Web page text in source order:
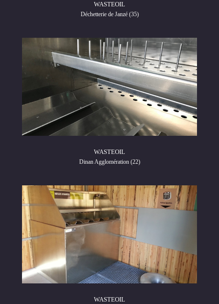
WASTEOIL
Déchetterie de Janzé (35)
WASTEOIL
Dinan Agglomération (22)
WASTEOIL